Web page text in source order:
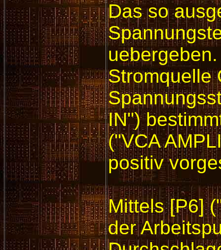
Das so
Stromquelle
IN")
("VCA
positiv
Mittels [P6]
der